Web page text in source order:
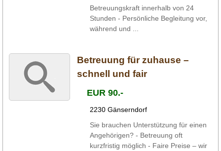
Betreuungskraft innerhalb von 24
Stunden - Persönliche Begleitung vor,
während und ...
Betreuung für zuhause –
schnell und fair
EUR 90.-
2230 Gänserndorf
Sie brauchen Unterstützung für einen
Angehörigen? - Betreuung oft
kurzfristig möglich - Faire Preise – wir